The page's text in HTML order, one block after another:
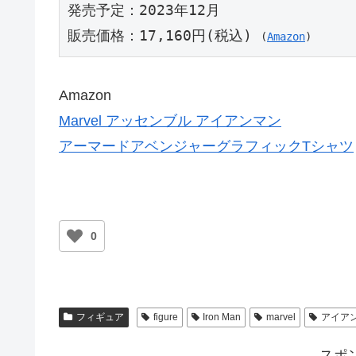
発売予定：2023年12月
販売価格：17,160円(税込)
(Amazon)
Amazon
Marvel アッセンブル アイアンマン
アーマードアベンジャーグラフィックTシャツ
0
フィギュア figure Iron Man marvel アイア